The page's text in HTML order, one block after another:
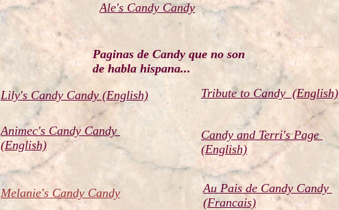
Ale's Candy Candy
Paginas de Candy que no son
de habla hispana...
Tribute to Candy (English)
Lily's Candy Candy (English)
Animec's Candy Candy
(English)
Candy and Terri's Page
(English)
Au Pais de Candy Candy
(Francais)
Melanie's Candy Candy